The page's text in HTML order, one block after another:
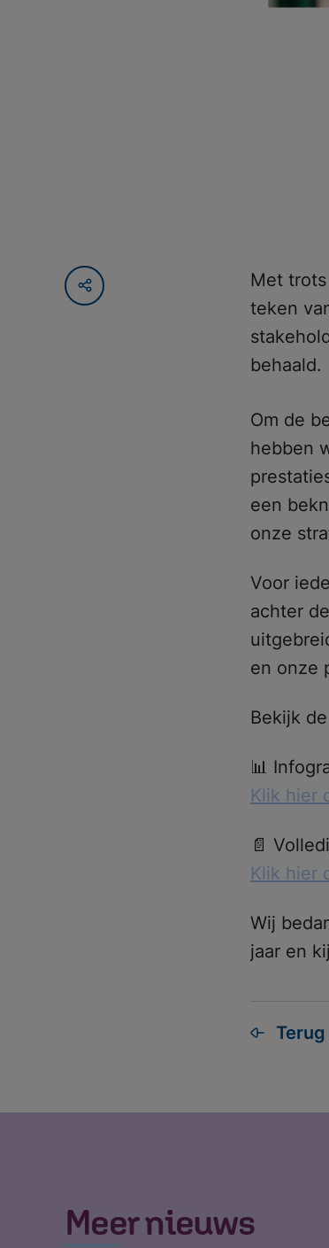
Met
teken
behaald.
Om de
hebben
een
onze
Voor
achter
en onze
Bekijk
📊
Klik hier
📄
Klik hier
Wij
jaar en
Meer nieuws